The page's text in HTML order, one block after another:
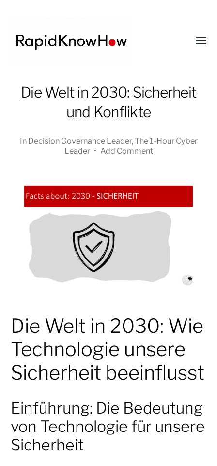
RapidKnowHow
™
Die Welt in 2030: Sicherheit
und Konflikte
In Decision Governance Leader,The 1-Hour Cyber
Leader • Add Comment
Die Welt in 2030: Wie
Technologie unsere
Sicherheit beeinflusst
Einführung: Die Bedeutung
von Technologie für unsere
Sicherheit